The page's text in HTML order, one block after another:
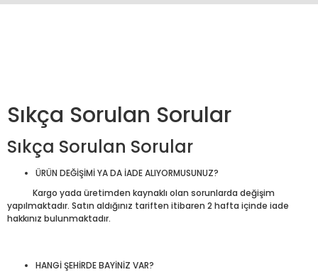
Sıkça Sorulan Sorular
Sıkça Sorulan Sorular
ÜRÜN DEĞİŞİMİ YA DA İADE ALIYORMUSUNUZ?
Kargo yada üretimden kaynaklı olan sorunlarda değişim
yapılmaktadır. Satın aldığınız tariften itibaren 2 hafta içinde iade
hakkınız bulunmaktadır.
HANGİ ŞEHİRDE BAYİNİZ VAR?